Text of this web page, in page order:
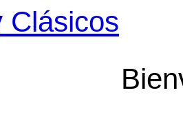
Clásicos